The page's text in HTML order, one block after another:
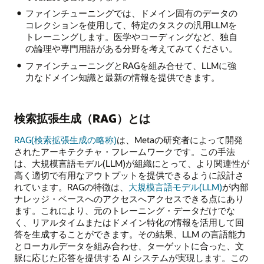
ファインチューニングでは、ドメイン固有のデータの
コレクションを使用して、特定のタスクの汎用LLMを
トレーニングします。医学やコーディングなど、独自
の論理や専門用語がある分野を考えてみてください。
ファインチューニングとRAGを組み合せて、LLMに強
力なドメイン知識と最新の情報を提供できます。
検索拡張生成（RAG）とは
RAG(検索拡張生成の略称)は、Metaの研究者によって開発
されたアーキテクチャ・フレームワークです。この手法
は、大規模言語モデル(LLM)が組織にとって、より関連性が
高く適切で有用なアウトプットを提供できるように設計さ
れています。RAGの特徴は、 大規模言語モデル(LLM)が内部
ナレッジ・ベースへのアクセスへアクセスできる点にあり
ます。これにより、元のトレーニング・データだけでな
く、リアルタイムまたはドメイン特化の情報を活用して回
答を生成することができます。その結果、LLM の言語能力
とローカルデータを組み合わせ、ターゲットに合った、文
脈に応じた応答を提供する AI システムが実現します。この